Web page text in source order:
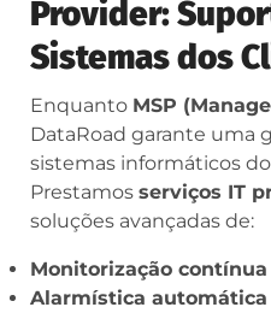
Provider:
Sistemas dos
Enquanto MSP
DataRoad garante uma
sistemas informáticos
Prestamos serviços IT
soluções avançadas de:
Monitorização contínua
Alarmística automática